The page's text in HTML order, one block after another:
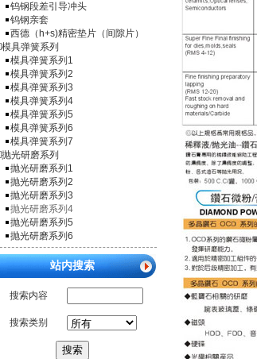
钨钢段差引导冲头
钨钢亲套
西德（h+s)精密垫片（间隙片）
模具弹簧系列
模具弹簧系列1
模具弹簧系列2
模具弹簧系列3
模具弹簧系列4
模具弹簧系列5
模具弹簧系列6
模具弹簧系列7
抛光研磨系列
抛光研磨系列1
抛光研磨系列2
抛光研磨系列3
抛光研磨系列4
抛光研磨系列5
抛光研磨系列6
站内搜索
搜索内容
搜索类别